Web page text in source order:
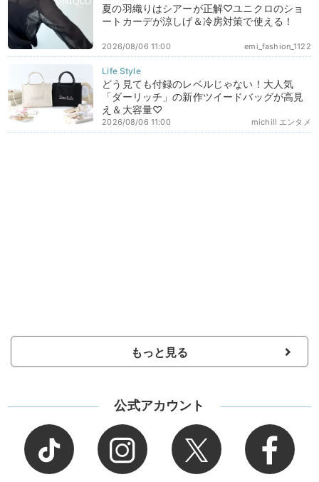
夏の羽織りはシアーが正解♡ユニクロのショ
ートカーデが涼しげ＆冷房対策で使える！
emi_fashion_1122
2026/08/06 11:00
どう見ても付録のレベルじゃない！大人気
「ダーリッチ」の新作ツイードバッグが高見
え＆大容量♡
michill エンタメ
2026/08/06 11:00
もっと見る
公式アカウント